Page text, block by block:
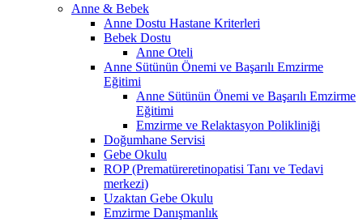
Anne & Bebek
Anne Dostu Hastane Kriterleri
Bebek Dostu
Anne Oteli
Anne Sütünün Önemi ve Başarılı Emzirme
Eğitimi
Anne Sütünün Önemi ve Başarılı Emzirme
Eğitimi
Emzirme ve Relaktasyon Polikliniği
Doğumhane Servisi
Gebe Okulu
ROP (Prematüreretinopatisi Tanı ve Tedavi
merkezi)
Uzaktan Gebe Okulu
Emzirme Danışmanlık